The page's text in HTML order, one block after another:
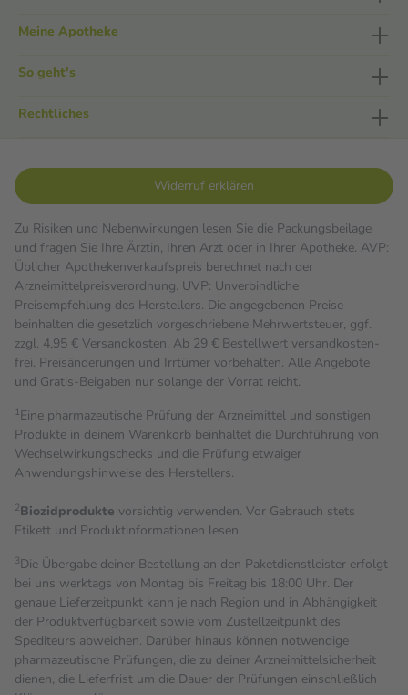
Meine Apotheke
So geht's
Rechtliches
Widerruf erklären
Zu Risiken und Nebenwirkungen lesen Sie die Packungsbeilage
und fragen Sie Ihre Ärztin, Ihren Arzt oder in Ihrer Apotheke. AVP:
Üblicher Apothekenverkaufspreis berechnet nach der
Arzneimittelpreisverordnung. UVP: Unverbindliche
Preisempfehlung des Herstellers. Die angegebenen Preise
beinhalten die gesetzlich vorgeschriebene Mehrwertsteuer, ggf.
zzgl. 4,95 € Versandkosten. Ab 29 € Bestell­wert versand­kosten­
frei. Preisänderungen und Irrtümer vorbehalten. Alle Angebote
und Gratis-Beigaben nur solange der Vorrat reicht.
1Eine pharmazeutische Prüfung der Arzneimittel und sonstigen
Produkte in deinem Warenkorb beinhaltet die Durchführung von
Wechselwirkungschecks und die Prüfung etwaiger
Anwendungshinweise des Herstellers.
2Biozidprodukte vorsichtig verwenden. Vor Gebrauch stets
Etikett und Produktinformationen lesen.
3Die Übergabe deiner Bestellung an den Paketdienstleister erfolgt
bei uns werktags von Montag bis Freitag bis 18:00 Uhr. Der
genaue Lieferzeitpunkt kann je nach Region und in Abhängigkeit
der Produktverfügbarkeit sowie vom Zustellzeitpunkt des
Spediteurs abweichen. Darüber hinaus können notwendige
pharmazeutische Prüfungen, die zu deiner Arzneimittelsicherheit
dienen, die Lieferfrist um die Dauer der Prüfungen einschließlich